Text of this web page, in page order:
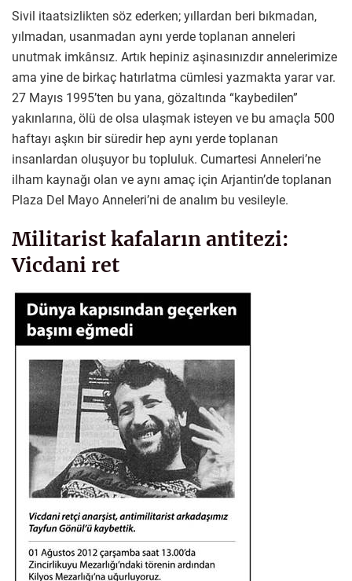
Sivil itaatsizlikten söz ederken; yıllardan beri bıkmadan,
yılmadan, usanmadan aynı yerde toplanan anneleri
unutmak imkânsız. Artık hepiniz aşinasınızdır annelerimize
ama yine de birkaç hatırlatma cümlesi yazmakta yarar var.
27 Mayıs 1995’ten bu yana, gözaltında “kaybedilen”
yakınlarına, ölü de olsa ulaşmak isteyen ve bu amaçla 500
haftayı aşkın bir süredir hep aynı yerde toplanan
insanlardan oluşuyor bu topluluk. Cumartesi Anneleri’ne
ilham kaynağı olan ve aynı amaç için Arjantin’de toplanan
Plaza Del Mayo Anneleri’ni de analım bu vesileyle.
Militarist kafaların antitezi:
Vicdani ret